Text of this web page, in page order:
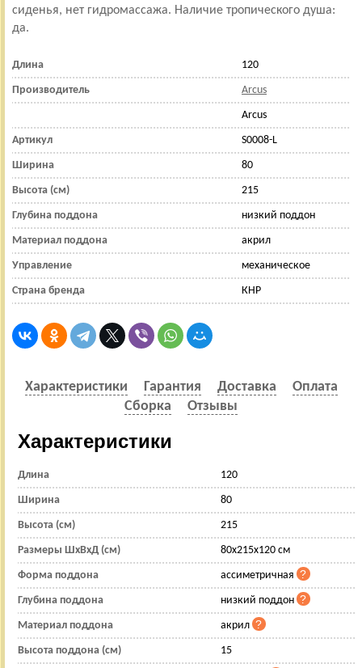
сиденья, нет гидромассажа. Наличие тропического душа:
да.
Длина 120
Производитель Arcus
Arcus
Артикул S0008-L
Ширина 80
Высота (см) 215
Глубина поддона низкий поддон
Материал поддона акрил
Управление механическое
Страна бренда КНР
Характеристики Гарантия Доставка
Оплата
Сборка
Отзывы
Характеристики
Длина 120
Ширина 80
Высота (см) 215
Размеры ШхВхД (см) 80x215x120 см
Форма поддона ассиметричная
Глубина поддона низкий поддон
Материал поддона акрил
Высота поддона (см) 15